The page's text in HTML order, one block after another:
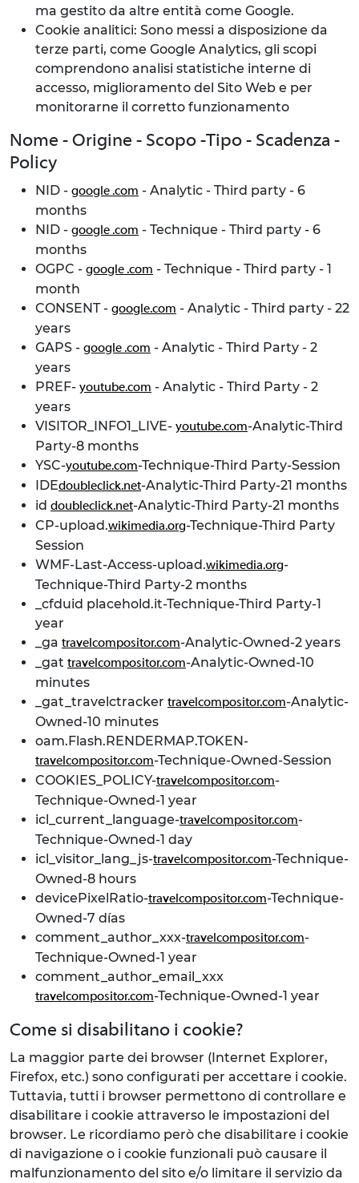
ma gestito da altre entità come Google.
Cookie analitici: Sono messi a disposizione da
terze parti, come Google Analytics, gli scopi
comprendono analisi statistiche interne di
accesso, miglioramento del Sito Web e per
monitorarne il corretto funzionamento
Nome - Origine - Scopo -Tipo - Scadenza -
Policy
NID - google .com - Analytic - Third party - 6
months
NID - google .com - Technique - Third party - 6
months
OGPC - google .com - Technique - Third party - 1
month
CONSENT - google.com - Analytic - Third party - 22
years
GAPS - google .com - Analytic - Third Party - 2
years
PREF- youtube.com - Analytic - Third Party - 2
years
VISITOR_INFO1_LIVE- youtube.com-Analytic-Third
Party-8 months
YSC-youtube.com-Technique-Third Party-Session
IDEdoubleclick.net-Analytic-Third Party-21 months
id doubleclick.net-Analytic-Third Party-21 months
CP-upload.wikimedia.org-Technique-Third Party
Session
WMF-Last-Access-upload.wikimedia.org-
Technique-Third Party-2 months
_cfduid placehold.it-Technique-Third Party-1
year
_ga travelcompositor.com-Analytic-Owned-2 years
_gat travelcompositor.com-Analytic-Owned-10
minutes
_gat_travelctracker travelcompositor.com-Analytic-
Owned-10 minutes
oam.Flash.RENDERMAP.TOKEN-
travelcompositor.com-Technique-Owned-Session
COOKIES_POLICY-travelcompositor.com-
Technique-Owned-1 year
icl_current_language-travelcompositor.com-
Technique-Owned-1 day
icl_visitor_lang_js-travelcompositor.com-Technique-
Owned-8 hours
devicePixelRatio-travelcompositor.com-Technique-
Owned-7 días
comment_author_xxx-travelcompositor.com-
Technique-Owned-1 year
comment_author_email_xxx
travelcompositor.com-Technique-Owned-1 year
Come si disabilitano i cookie?
La maggior parte dei browser (Internet Explorer,
Firefox, etc.) sono configurati per accettare i cookie.
Tuttavia, tutti i browser permettono di controllare e
disabilitare i cookie attraverso le impostazioni del
browser. Le ricordiamo però che disabilitare i cookie
di navigazione o i cookie funzionali può causare il
malfunzionamento del sito e/o limitare il servizio da